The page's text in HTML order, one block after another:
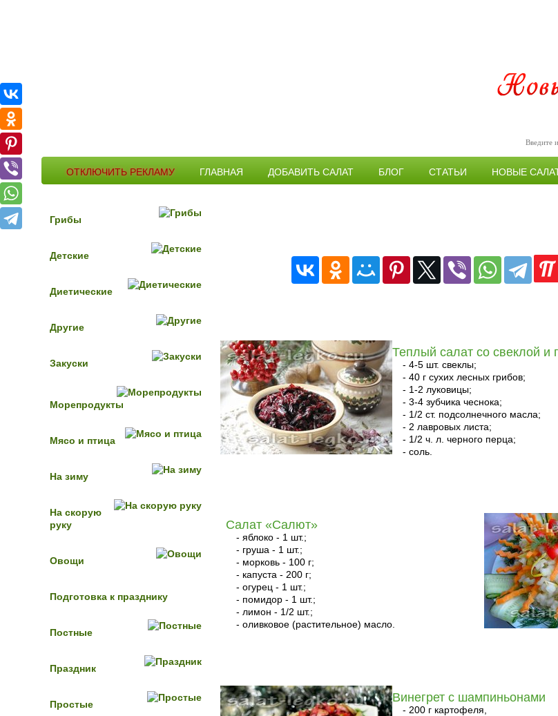
ОТКЛЮЧИТЬ РЕКЛАМУ ГЛАВНАЯ ДОБАВИТЬ САЛАТ БЛОГ СТАТЬИ НОВЫЕ
Теплый салат со свеклой и
- 4-5 шт. свеклы;
- 40 г сухих лесных грибов;
- 1-2 луковицы;
- 3-4 зубчика чеснока;
- 1/2 ст. подсолнечного масла;
- 2 лавровых листа;
- 1/2 ч. л. черного перца;
- соль.
Салат «Салют»
- яблоко - 1 шт.;
- груша - 1 шт.;
- морковь - 100 г;
- капуста - 200 г;
- огурец - 1 шт.;
- помидор - 1 шт.;
- лимон - 1/2 шт.;
- оливковое (растительное) масло.
Винегрет с шампиньонами
- 200 г картофеля,
Грибы
Детские
Диетические
Другие
Закуски
Морепродукты
Мясо и птица
На зиму
На скорую
руку
Овощи
Подготовка к празднику
Постные
Праздник
Простые